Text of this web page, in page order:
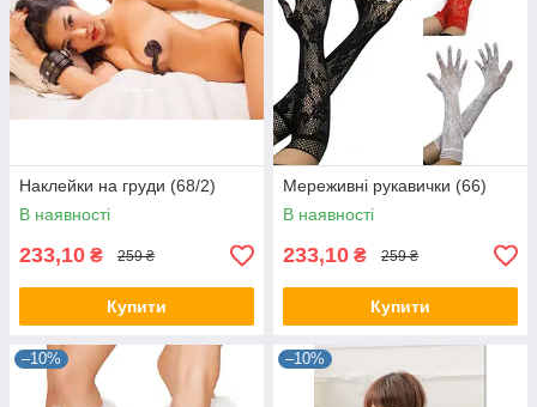
Наклейки на груди (68/2)
В наявності
233,10 ₴ 259 ₴
Купити
Мереживні рукавички (66)
В наявності
233,10 ₴ 259 ₴
Купити
–10% –10%